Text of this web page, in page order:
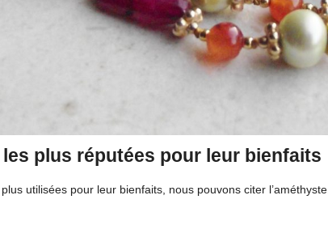
plus réputées pour leur bienfaits
utilisées pour leur bienfaits, nous pouvons citer l’améthyste.